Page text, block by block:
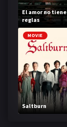
El amor no tiene
reglas
MOVIE
Saltburn